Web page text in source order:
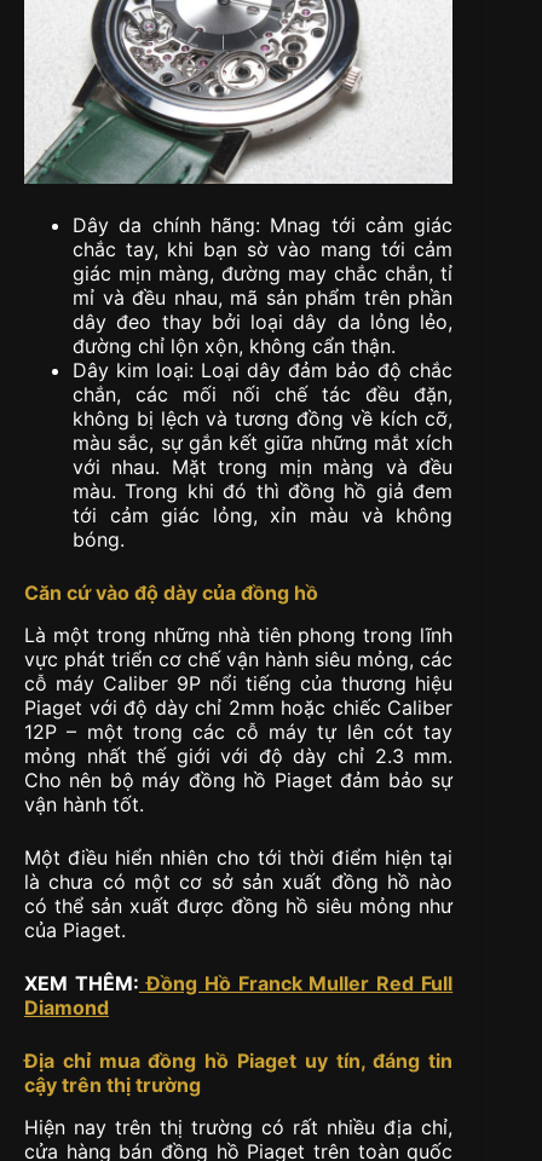
Dây da chính hãng: Mnag tới cảm giác
chắc tay, khi bạn sờ vào mang tới cảm
giác mịn màng, đường may chắc chắn, tỉ
mỉ và đều nhau, mã sản phẩm trên phần
dây đeo thay bởi loại dây da lỏng lẻo,
đường chỉ lộn xộn, không cẩn thận.
Dây kim loại: Loại dây đảm bảo độ chắc
chắn, các mối nối chế tác đều đặn,
không bị lệch và tương đồng về kích cỡ,
màu sắc, sự gắn kết giữa những mắt xích
với nhau. Mặt trong mịn màng và đều
màu. Trong khi đó thì đồng hồ giả đem
tới cảm giác lỏng, xỉn màu và không
bóng.
Căn cứ vào độ dày của đồng hồ
Là một trong những nhà tiên phong trong lĩnh
vực phát triển cơ chế vận hành siêu mỏng, các
cỗ máy Caliber 9P nổi tiếng của thương hiệu
Piaget với độ dày chỉ 2mm hoặc chiếc Caliber
12P – một trong các cỗ máy tự lên cót tay
mỏng nhất thế giới với độ dày chỉ 2.3 mm.
Cho nên bộ máy đồng hồ Piaget đảm bảo sự
vận hành tốt.
Một điều hiển nhiên cho tới thời điểm hiện tại
là chưa có một cơ sở sản xuất đồng hồ nào
có thể sản xuất được đồng hồ siêu mỏng như
của Piaget.
XEM THÊM: Đồng Hồ Franck Muller Red Full
Diamond
Địa chỉ mua đồng hồ Piaget uy tín, đáng tin
cậy trên thị trường
Hiện nay trên thị trường có rất nhiều địa chỉ,
cửa hàng bán đồng hồ Piaget trên toàn quốc